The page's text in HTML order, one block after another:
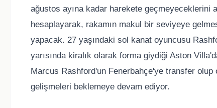
ağustos ayına kadar harekete geçmeyeceklerini
hesaplayarak, rakamın makul bir seviyeye
yapacak. 27 yaşındaki sol kanat oyuncusu
yarısında kiralık olarak forma giydiği Aston
Marcus Rashford'un Fenerbahçe'ye transfer
gelişmeleri beklemeye devam ediyor.